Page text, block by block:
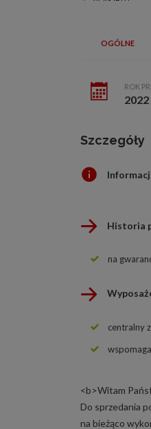
OGÓLNE
ROK
2022
Szczegóły
Historia
na
centralny
<b>Witam
Do sprzedania
na bieżąco